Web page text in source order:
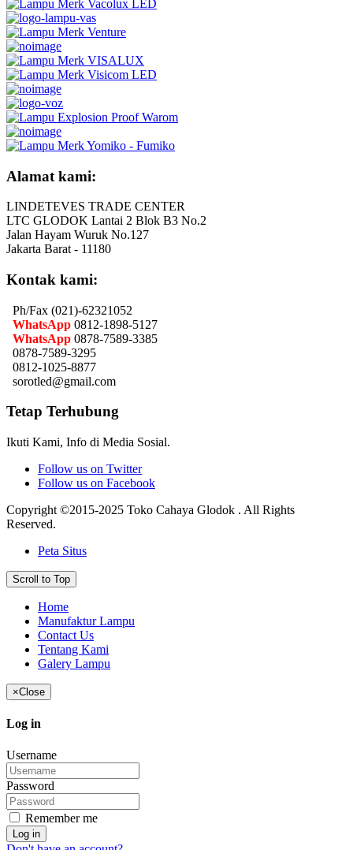
Alamat kami:
LINDETEVES TRADE CENTER
LTC GLODOK Lantai 2 Blok B3 No.2
Jalan Hayam Wuruk No.127
Jakarta Barat - 11180
Kontak kami:
Ph/Fax (021)-62321052
WhatsApp 0812-1898-5127
WhatsApp 0878-7589-3385
0878-7589-3295
0812-1025-8877
sorotled@gmail.com
Tetap Terhubung
Ikuti Kami, Info di Media Sosial.
Follow us on Twitter
Follow us on Facebook
Copyright ©2015-2025 Toko Cahaya Glodok . All Rights
Reserved.
Peta Situs
Scroll to Top
Home
Manufaktur Lampu
Contact Us
Tentang Kami
Galery Lampu
×Close
Log in
Username
Password
Remember me
Log in